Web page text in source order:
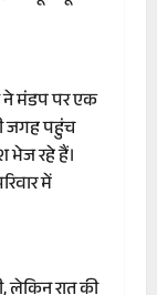
ने मंडप पर एक
जगह पहुंच
भेज रहे हैं।
में